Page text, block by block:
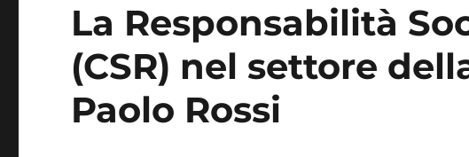
La Responsabilità
(CSR) nel settore
Paolo Rossi